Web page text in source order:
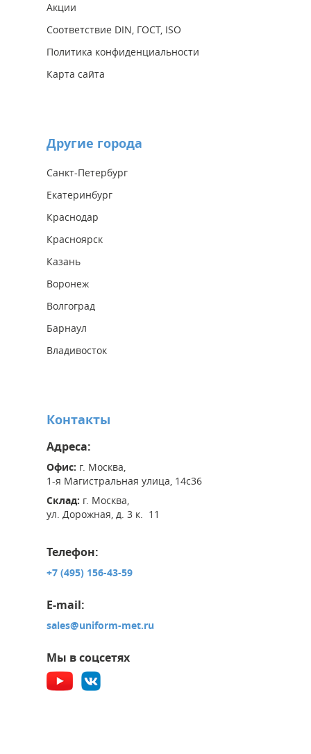
Акции
Соответствие DIN, ГОСТ, ISO
Политика конфиденциальности
Карта сайта
Другие города
Санкт-Петербург
Екатеринбург
Краснодар
Красноярск
Казань
Воронеж
Волгоград
Барнаул
Владивосток
Контакты
Адреса:
Офис: г. Москва,
1-я Магистральная улица, 14с36
Склад: г. Москва,
ул. Дорожная, д. 3 к. 11
Телефон:
+7 (495) 156-43-59
E-mail:
sales@uniform-met.ru
Мы в соцсетях